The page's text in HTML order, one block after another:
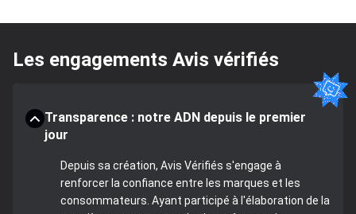
Les engagements Avis vérifiés
Transparence : notre ADN depuis le premier
jour
Depuis sa création, Avis Vérifiés s'engage à
renforcer la confiance entre les marques et les
consommateurs. Ayant participé à l'élaboration de la